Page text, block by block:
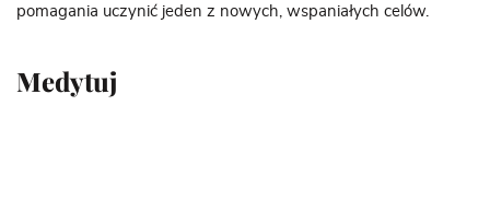
pomagania uczynić jeden z nowych, wspaniałych celów.
Medytuj